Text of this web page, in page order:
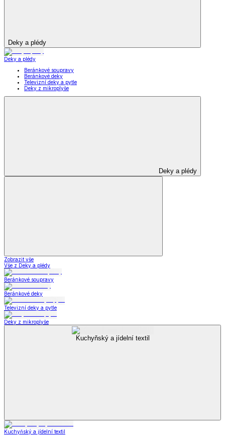
Deky a plédy
Deky a plédy
Beránkové soupravy
Beránkové deky
Televizní deky a pytle
Deky z mikroplyše
Deky a plédy
Zobrazit vše
Vše z Deky a plédy
Beránkové soupravy
Beránkové deky
Televizní deky a pytle
Deky z mikroplyše
Kuchyňský a jídelní textil
Kuchyňský a jídelní textil